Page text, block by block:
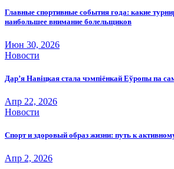
Главные спортивные события года: какие
наибольшее внимание болельщиков
Июн 30, 2026
Новости
Дар’я Навіцкая стала чэмпіёнкай Еўропы па
Апр 22, 2026
Новости
Спорт и здоровый образ жизни: путь к
Апр 2, 2026